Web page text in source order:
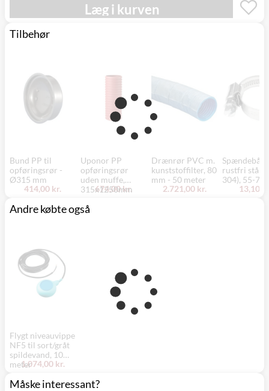
Læg i kurven
Tilbehør
Bund PP til
opføringsrør -
Ø315 mm
414,00 kr.
Uponor PP
opføringsrør
uden muffe,
315x1250mm
674,00 kr.
Drænrør PVC m.
kunststoffilter, 80
mm - 50 meter
2.721,00 kr.
rustfri stål
304), 55-70
13,10
Andre købte også
Flygt niveauvippe
NF5 til sort/gråt
spildevand, 10
meter1.074,00 kr.
Måske interessant?